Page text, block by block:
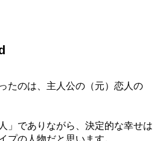
たのは、主人公の（元）恋人の
」でありながら、決定的な幸せは
プの人物だと思います。